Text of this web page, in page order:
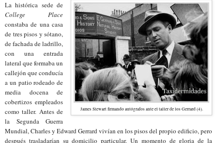
James Stewart firmando autógrafos ante el taller de los Gerrard (4).
La histórica sede de
College Place
constaba de una casa
de tres pisos y sótano,
de fachada de ladrillo,
con una entrada
lateral que formaba un
callejón que conducía
a un patio rodeado de
media docena de
cobertizos empleados
como taller. Antes de
la Segunda Guerra
Mundial, Charles y Edward Gerrard vivían en los pisos del propio edificio, pero
después trasladarían su domicilio particular. Un momento de gloria de la